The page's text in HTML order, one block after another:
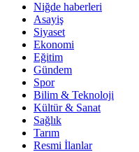
Niğde haberleri
Asayiş
Siyaset
Ekonomi
Eğitim
Gündem
Spor
Bilim & Teknoloji
Kültür & Sanat
Sağlık
Tarım
Resmi İlanlar